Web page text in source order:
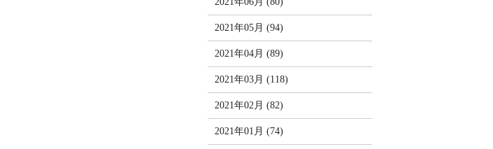
2021年05月 (94)
2021年04月 (89)
2021年03月 (118)
2021年02月 (82)
2021年01月 (74)